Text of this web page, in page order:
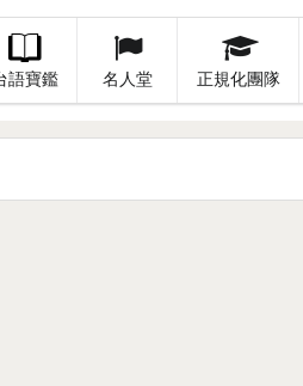
語寶鑑 名人堂 正規化團隊